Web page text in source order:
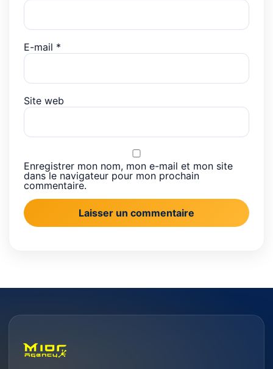
E-mail *
Site web
Enregistrer mon nom, mon e-mail et mon site
dans le navigateur pour mon prochain
commentaire.